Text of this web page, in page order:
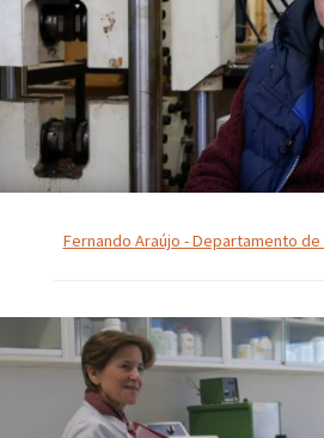
Fernando Araújo - Departamento de